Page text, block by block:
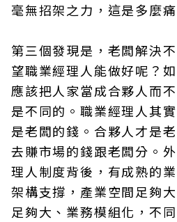
毫無招架之力，這是多麼痛
第三個發現是，老闆解決
望職業經理人能做好呢？
應該把人家當成合夥人而
是不同的。職業經理人其
是老闆的錢。合夥人才是
去賺市場的錢跟老闆分。
理人制度背後，有成熟的
架構支撐，產業空間足夠
足夠大、業務模組化，不